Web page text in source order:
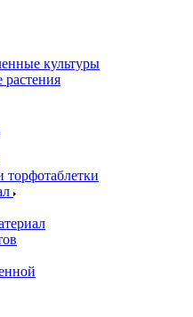
культуры
растения